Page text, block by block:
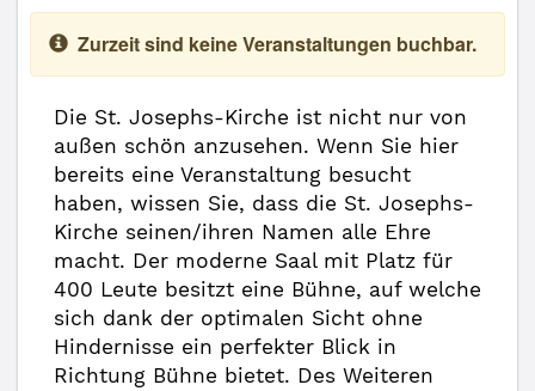
Zurzeit sind keine Veranstaltungen buchbar.
Die St. Josephs-Kirche ist nicht nur von
außen schön anzusehen. Wenn Sie hier
bereits eine Veranstaltung besucht
haben, wissen Sie, dass die St. Josephs-
Kirche seinen/ihren Namen alle Ehre
macht. Der moderne Saal mit Platz für
400 Leute besitzt eine Bühne, auf welche
sich dank der optimalen Sicht ohne
Hindernisse ein perfekter Blick in
Richtung Bühne bietet. Des Weiteren